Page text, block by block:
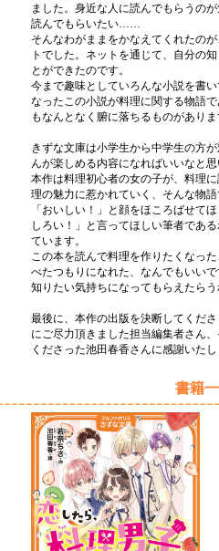
ました。身近な人に読んでもらうの
読んでもらいたい……
そんなわがままをかなえてくれたの
トでした。ネットを通じて、自分の
とができたのです。
今まで趣味としていろんな小説を書
なったこの小説が料理に関する物語
もなんとなく腑に落ちるものがありま
きずな文庫は小学生から中学生の方
んが楽しめる内容になればいいなと思
本作は料理初心者の女の子が、料理
理の魅力に惹かれていく、そんな物語
「おいしい！」と顔をほころばせて
しろい！」と言ってほしい筆者であ
ています。
この本を読んで料理を作りたくなっ
べたつもりになれた、なんでもいい
知りたい気持ちになってもらえたらう
最後に、本作の出版を決断してくだ
にご尽力頂きました担当編集者さん
くださった池田春香さんに感謝いたし
書籍